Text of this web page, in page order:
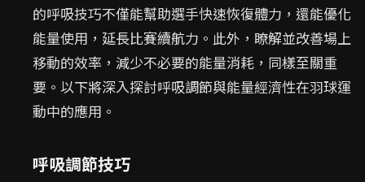
的呼吸技巧不僅能幫助選手快速恢復體力，還能優化
能量使用，延長比賽續航力。此外，瞭解並改善場上
移動的效率，減少不必要的能量消耗，同樣至關重
要。以下將深入探討呼吸調節與能量經濟性在羽球運
動中的應用。
呼吸調節技巧